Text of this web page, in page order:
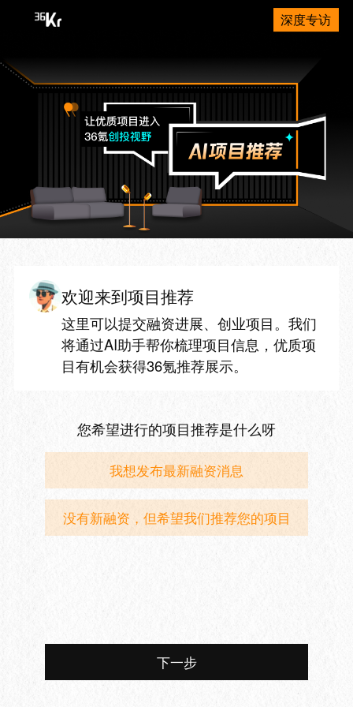
深度专访
欢迎来到项目推荐
这里可以提交融资进展、创业项目。我们
将通过AI助手帮你梳理项目信息，优质项
目有机会获得36氪推荐展示。
您希望进行的项目推荐是什么呀
我想发布最新融资消息
没有新融资，但希望我们推荐您的项目
下一步